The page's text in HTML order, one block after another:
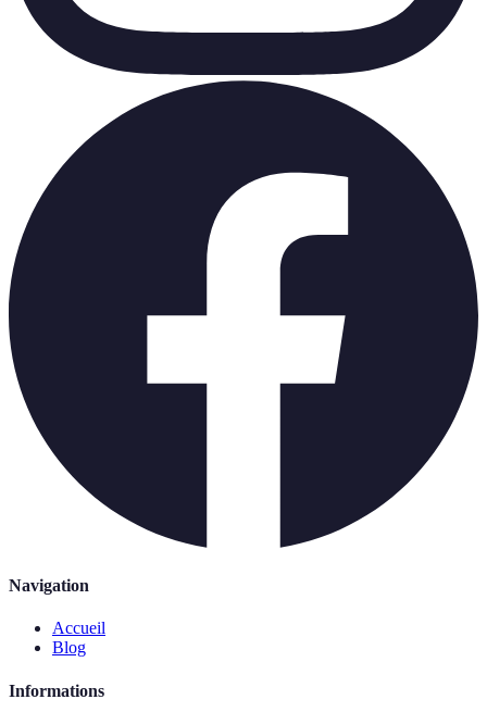
Navigation
Accueil
Blog
Informations